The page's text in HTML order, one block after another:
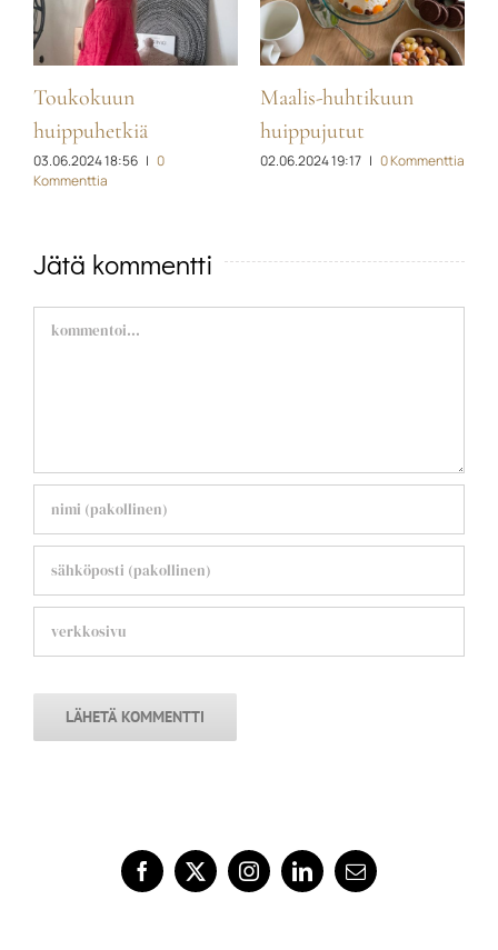
Toukokuun
huippuhetkiä
03.06.2024 18:56 | 0
Kommenttia
Maalis-huhtikuun
huippujutut
02.06.2024 19:17 | 0 Kommenttia
Jätä kommentti
Comment